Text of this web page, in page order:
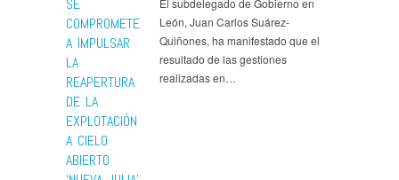
SE
COMPROMETE
A IMPULSAR
LA
REAPERTURA
DE LA
EXPLOTACIÓN
A CIELO
ABIERTO
El subdelegado de Gobierno en
León, Juan Carlos Suárez-
Quiñones, ha manifestado que el
resultado de las gestiones
realizadas en…